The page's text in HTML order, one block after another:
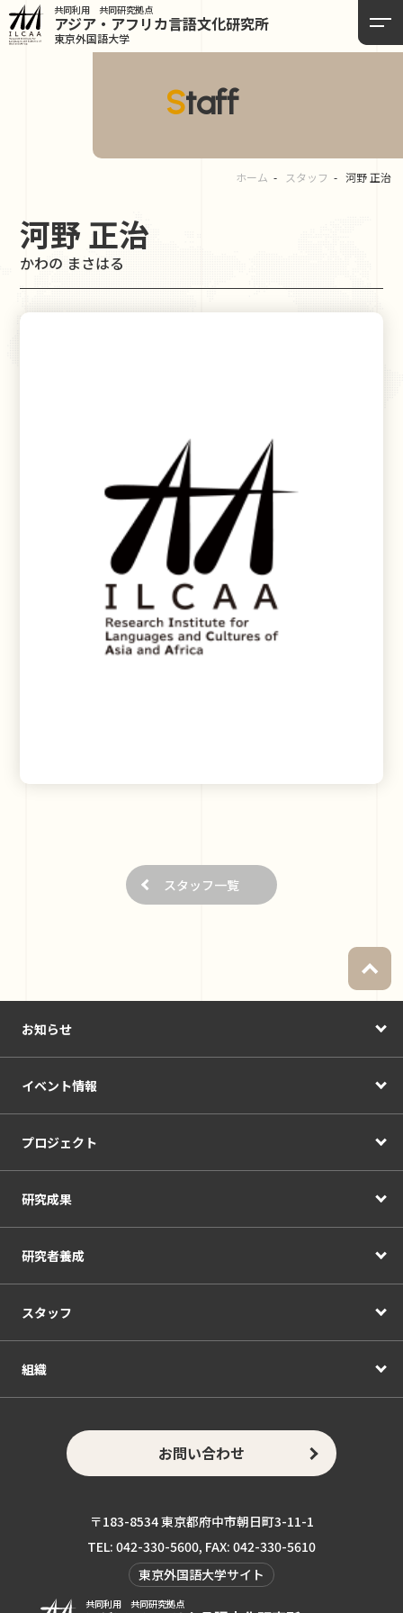
共同利用 共同研究拠点
アジア・アフリカ言語文化研究所
東京外国語大学
Staff
ホーム スタッフ 河野 正治
河野 正治
かわの まさはる
スタッフ一覧
お知らせ
イベント情報
プロジェクト
研究成果
研究者養成
スタッフ
組織
お問い合わせ
〒183-8534 東京都府中市朝日町3-11-1
TEL: 042-330-5600, FAX: 042-330-5610
東京外国語大学サイト
共同利用 共同研究拠点